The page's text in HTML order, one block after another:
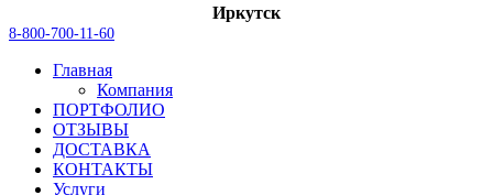
Иркутск
8-800-700-11-60
Главная
Компания
ПОРТФОЛИО
ОТЗЫВЫ
ДОСТАВКА
КОНТАКТЫ
Услуги